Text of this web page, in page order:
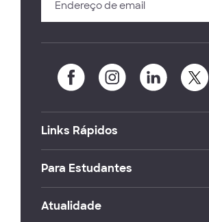
Links Rápidos
Para Estudantes
Atualidade